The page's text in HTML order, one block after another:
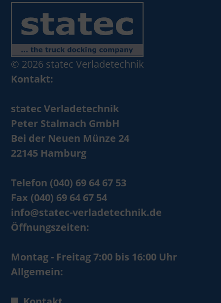
© 2026 statec Verladetechnik
Kontakt:
statec Verladetechnik
Peter Stalmach GmbH
Bei der Neuen Münze 24
22145 Hamburg
Telefon (040) 69 64 67 53
Fax (040) 69 64 67 54
info@statec-verladetechnik.de
Öffnungszeiten:
Montag - Freitag 7:00 bis 16:00 Uhr
Allgemein: